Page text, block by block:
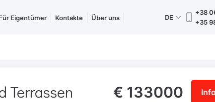
Eigentümer Kontakte Über uns DE
+38
+35
Terrassen € 133000